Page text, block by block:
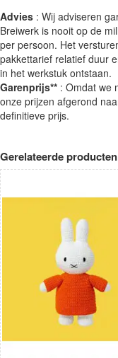
Advies : Wij adviseren
Breiwerk is nooit op de
per persoon. Het
pakkettarief relatief duur
in het werkstuk ontstaan.
Garenprijs** : Omdat we
onze prijzen afgerond
definitieve prijs.
Gerelateerde producten